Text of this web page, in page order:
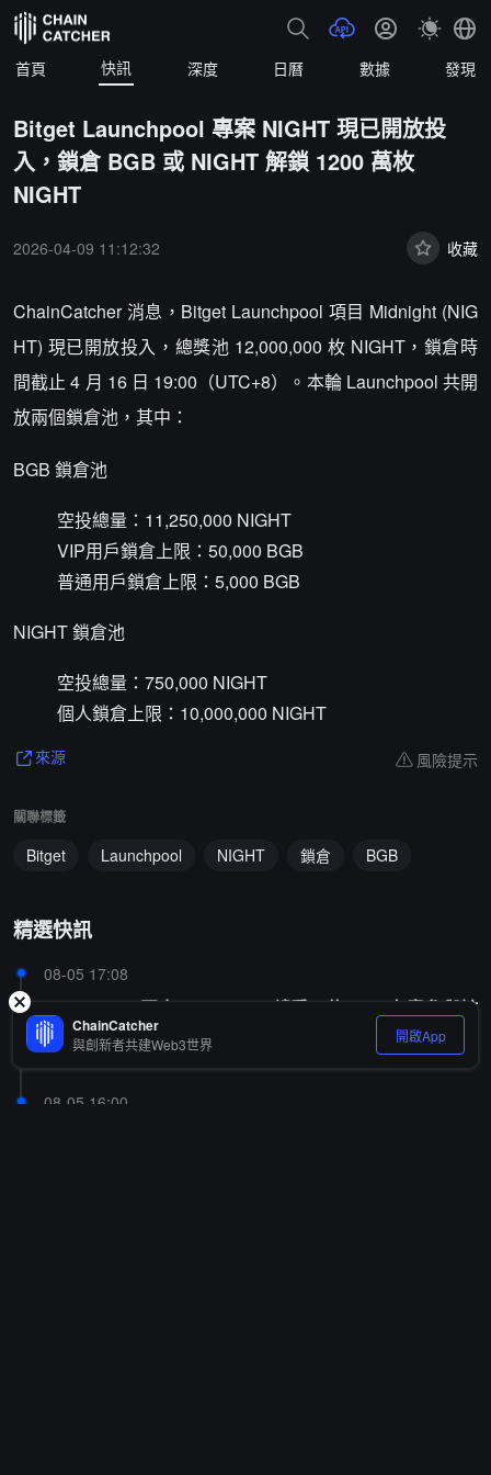
首頁 快訊 深度 日曆 數據 發現
Bitget Launchpool 專案 NIGHT 現已開放投
入，鎖倉 BGB 或 NIGHT 解鎖 1200 萬枚
NIGHT
2026-04-09 11:12:32 收藏
ChainCatcher 消息，Bitget Launchpool 項目 Midnight (NIG
HT) 現已開放投入，總獎池 12,000,000 枚 NIGHT，鎖倉時
間截止 4 月 16 日 19:00（UTC+8）。本輪 Launchpool 共開
放兩個鎖倉池，其中：
BGB 鎖倉池
空投總量：11,250,000 NIGHT
VIP用戶鎖倉上限：50,000 BGB
普通用戶鎖倉上限：5,000 BGB
NIGHT 鎖倉池
空投總量：750,000 NIGHT
個人鎖倉上限：10,000,000 NIGHT
來源 風險提示
關聯標籤
Bitget Launchpool NIGHT 鎖倉 BGB
精選快訊
08-05 17:08
Circle CEO 回應 Open USD 競爭：約 70% 有意參與該
聯盟的企業已是 Circle 合作方
08-05 16:00
ChainCatcher
與創新者共建Web3世界 開啟App